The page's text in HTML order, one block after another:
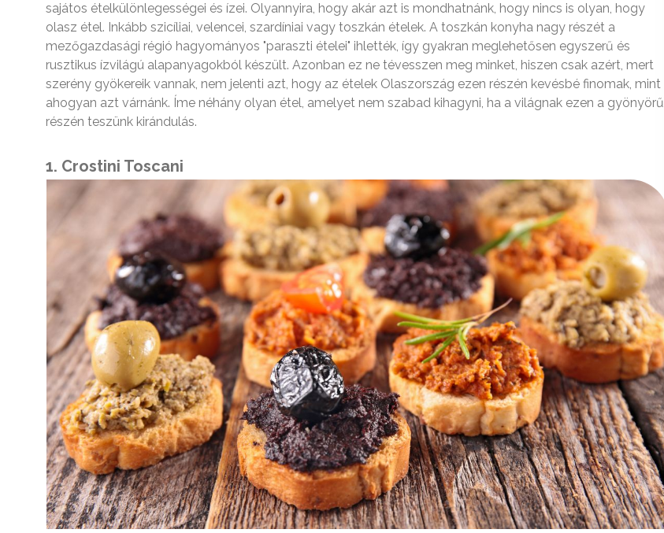
sajátos ételkülönlegességei és ízei. Olyannyira, hogy akár azt is mondhatnánk, hogy nincs is olyan, hogy
olasz étel. Inkább szicíliai, velencei, szardíniai vagy toszkán ételek. A toszkán konyha nagy részét a
mezőgazdasági régió hagyományos "paraszti ételei" ihlették, így gyakran meglehetősen egyszerű és
rusztikus ízvilágú alapanyagokból készült. Azonban ez ne tévesszen meg minket, hiszen csak azért, mert
szerény gyökereik vannak, nem jelenti azt, hogy az ételek Olaszország ezen részén kevésbé finomak, mint
ahogyan azt várnánk. Íme néhány olyan étel, amelyet nem szabad kihagyni, ha a világnak ezen a gyönyörű
részén teszünk kirándulás.
1. Crostini Toscani